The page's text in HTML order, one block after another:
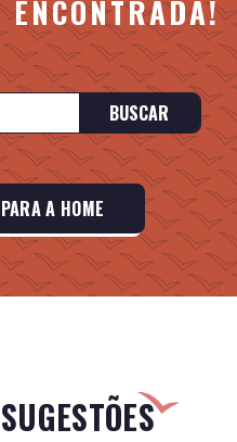
BUSCAR
A HOME